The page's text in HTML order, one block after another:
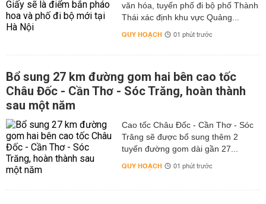
văn hóa, tuyến phố đi bộ phố Thành
Thái xác định khu vực Quảng...
QUY HOẠCH 01 phút trước
Bổ sung 27 km đường gom hai bên cao tốc
Châu Đốc - Cần Thơ - Sóc Trăng, hoàn thành
sau một năm
Cao tốc Châu Đốc - Cần Thơ - Sóc
Trăng sẽ được bổ sung thêm 2
tuyến đường gom dài gần 27...
QUY HOẠCH 01 phút trước